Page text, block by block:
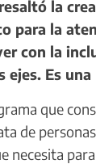
la
para la
con la
Es
que
de
necesita